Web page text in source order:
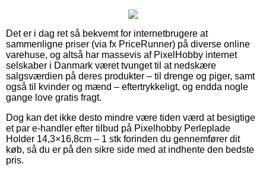
Det er i dag ret så bekvemt for internetbrugere at
sammenligne priser (via fx PriceRunner) på diverse online
varehuse, og altså har massevis af PixelHobby internet
selskaber i Danmark været tvunget til at nedskære
salgsværdien på deres produkter – til drenge og piger, samt
også til kvinder og mænd – eftertrykkeligt, og endda nogle
gange love gratis fragt.
Dog kan det ikke desto mindre være tiden værd at besigtige
et par e-handler efter tilbud på Pixelhobby Perleplade
Holder 14,3×16,8cm – 1 stk forinden du gennemfører dit
køb, så du er på den sikre side med at indhente den bedste
pris.